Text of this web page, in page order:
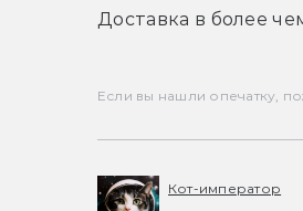
Доставка в более
Если вы нашли опечатку,
Кот-император